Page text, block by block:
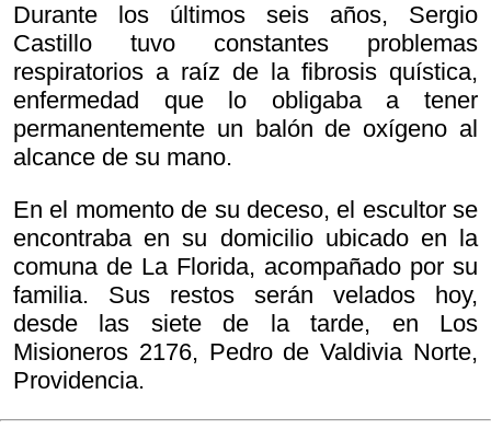
Durante los últimos seis años, Sergio
Castillo tuvo constantes problemas
respiratorios a raíz de la fibrosis quística,
enfermedad que lo obligaba a tener
permanentemente un balón de oxígeno al
alcance de su mano.
En el momento de su deceso, el escultor se
encontraba en su domicilio ubicado en la
comuna de La Florida, acompañado por su
familia. Sus restos serán velados hoy,
desde las siete de la tarde, en Los
Misioneros 2176, Pedro de Valdivia Norte,
Providencia.